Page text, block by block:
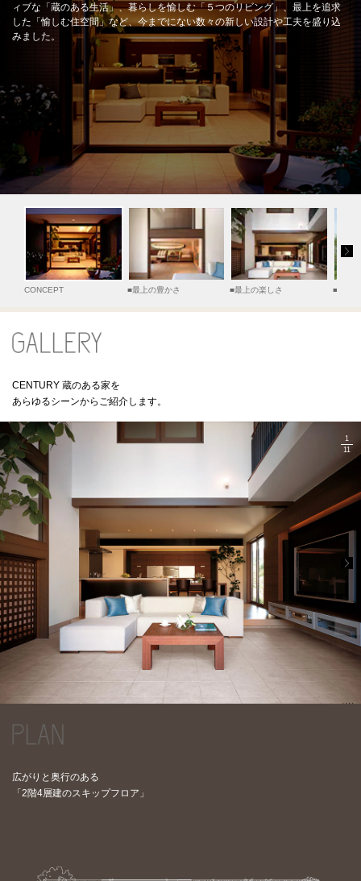
これから住まいをご検討の方
多彩な動画やこだわりが詰まった建築実例、注目の最新情報など、住
まいづくりを楽しく学べるデジタルラウンジです。
ホームラウンジ 新築・戸建て
ミサワゼネラルソリューション
ミサワオーナーズクラブ
中途採用
障がい者採用
ウエルネス事業
海外事業
ミサワアイデンティティ
ィブな「蔵のある生活」、暮らしを愉しむ「５つのリビング」、最上を追求
した「愉しむ住空間」など、今までにない数々の新しい設計や工夫を盛り込
みました。
CONCEPT ■最上の豊かさ ■最上の楽しさ ■
CENTURY 蔵のある家を
あらゆるシーンからご紹介します。
1
11
広がりと奥行のある
「2階4層建のスキップフロア」